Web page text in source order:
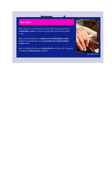
Vormen
Alles wat je ziet heeft een vorm. Een stoel heeft een
ruimtelijke vorm en een A4 papiertje heeft een platte
vorm.
Een schelp heeft eenorganische (natuurlijke) vorm
terwijl een piramide eengeometrische (wiskundige)
vorm heeft.
Een voorwerp heeft een buitenvorm en kan ook nog een
zichtbare
binnenvorm hebben.
Beeld: Publiek Domein